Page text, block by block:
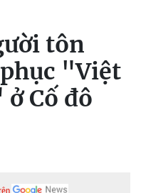
tôn
"Việt
Cố đô